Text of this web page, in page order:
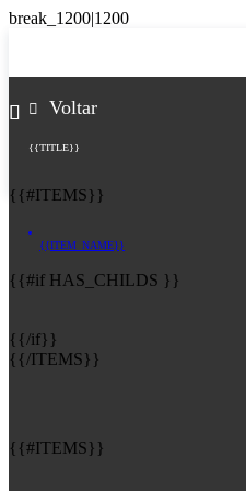
Voltar
{{TITLE}}
{{#ITEMS}}
{{ITEM_NAME}}
{{#if HAS_CHILDS }}
{{/if}}
{{/ITEMS}}
{{#ITEMS}}